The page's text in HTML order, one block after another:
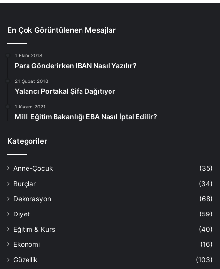
En Çok Görüntülenen Mesajlar
1 Ekim 2018
Para Gönderirken IBAN Nasıl Yazılır?
21 Şubat 2018
Yalancı Portakal Şifa Dağıtıyor
1 Kasım 2021
Milli Eğitim Bakanlığı EBA Nasıl İptal Edilir?
Kategoriler
Anne-Çocuk
(35)
Burçlar
(34)
Dekorasyon
(68)
Diyet
(59)
Eğitim & Kurs
(40)
Ekonomi
(16)
Güzellik
(103)